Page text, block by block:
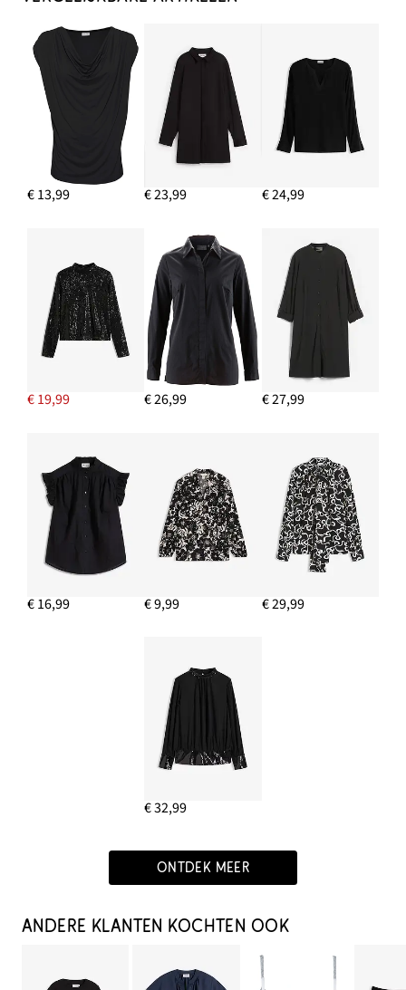
€ 13,99 € 23,99 € 24,99
€ 19,99 € 26,99 € 27,99
€ 16,99 € 9,99 € 29,99
€ 32,99
ONTDEK MEER
ANDERE KLANTEN KOCHTEN OOK